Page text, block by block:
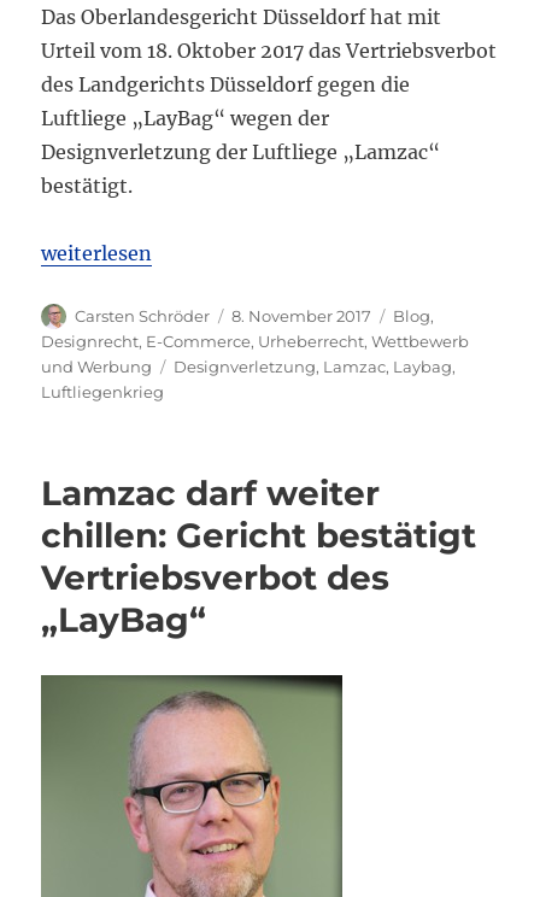
Das Oberlandesgericht Düsseldorf hat mit
Urteil vom 18. Oktober 2017 das Vertriebsverbot
des Landgerichts Düsseldorf gegen die
Luftliege „LayBag“ wegen der
Designverletzung der Luftliege „Lamzac“
bestätigt.
„OLG Düsseldorf bestätigt Vertriebsverbot des
weiterlesen
Autor
Carsten Schröder
Veröffentlicht
am
8. November 2017 Kategorien
Blog,
Designrecht, E-Commerce, Urheberrecht,Wettbewerb
und Werbung
Schlagwörter
Designverletzung, Lamzac, Laybag,
Luftliegenkrieg
Lamzac darf weiter
chillen: Gericht bestätigt
Vertriebsverbot des
„LayBag“